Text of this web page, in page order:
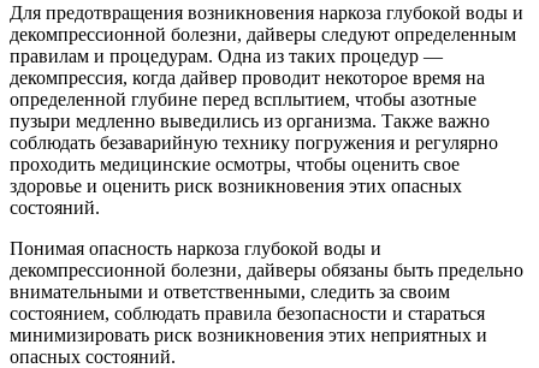
Для предотвращения возникновения наркоза глубокой воды и
декомпрессионной болезни, дайверы следуют определенным
правилам и процедурам. Одна из таких процедур —
декомпрессия, когда дайвер проводит некоторое время на
определенной глубине перед всплытием, чтобы азотные
пузыри медленно выведились из организма. Также важно
соблюдать безаварийную технику погружения и регулярно
проходить медицинские осмотры, чтобы оценить свое
здоровье и оценить риск возникновения этих опасных
состояний.
Понимая опасность наркоза глубокой воды и
декомпрессионной болезни, дайверы обязаны быть предельно
внимательными и ответственными, следить за своим
состоянием, соблюдать правила безопасности и стараться
минимизировать риск возникновения этих неприятных и
опасных состояний.